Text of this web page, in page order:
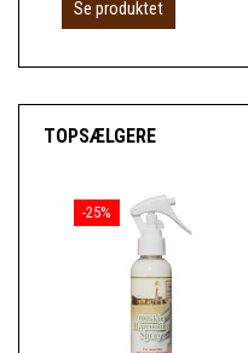
Se produktet
TOPSÆLGERE
-25%